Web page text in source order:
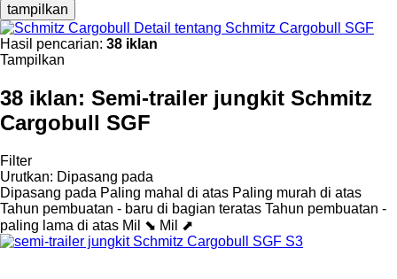
tampilkan
Detail tentang Schmitz Cargobull SGF
Hasil pencarian: 38 iklan
Tampilkan
38 iklan: Semi-trailer jungkit Schmitz
Cargobull SGF
Filter
Urutkan: Dipasang pada
Dipasang pada Paling mahal di atas Paling murah di atas
Tahun pembuatan - baru di bagian teratas Tahun pembuatan -
paling lama di atas Mil ⬊ Mil ⬈